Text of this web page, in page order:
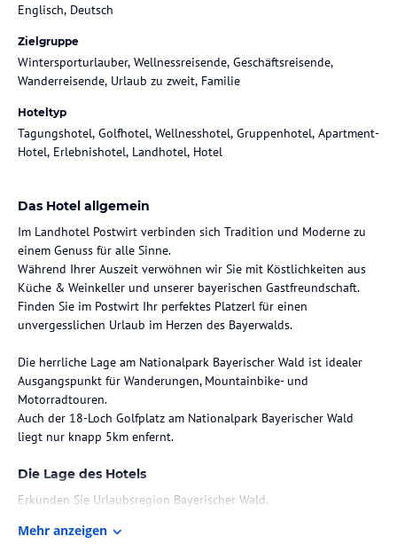
Englisch, Deutsch
Zielgruppe
Wintersporturlauber, Wellnessreisende, Geschäftsreisende,
Wanderreisende, Urlaub zu zweit, Familie
Hoteltyp
Tagungshotel, Golfhotel, Wellnesshotel, Gruppenhotel, Apartment-
Hotel, Erlebnishotel, Landhotel, Hotel
Das Hotel allgemein
Im Landhotel Postwirt verbinden sich Tradition und Moderne zu
einem Genuss für alle Sinne.
Während Ihrer Auszeit verwöhnen wir Sie mit Köstlichkeiten aus
Küche & Weinkeller und unserer bayerischen Gastfreundschaft.
Finden Sie im Postwirt Ihr perfektes Platzerl für einen
unvergesslichen Urlaub im Herzen des Bayerwalds.
Die herrliche Lage am Nationalpark Bayerischer Wald ist idealer
Ausgangspunkt für Wanderungen, Mountainbike- und
Motorradtouren.
Auch der 18-Loch Golfplatz am Nationalpark Bayerischer Wald
liegt nur knapp 5km enfernt.
Die Lage des Hotels
Erkunden Sie Urlaubsregion Bayerischer Wald.
Autominuten entfernt.
Mehr anzeigen